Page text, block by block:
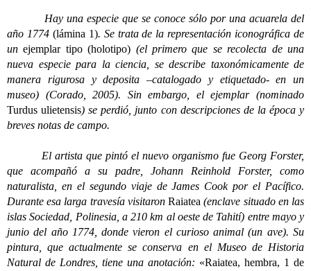
Hay una especie que se conoce sólo por una acuarela del
año 1774 (lámina 1). Se trata de la representación iconográfica de
unejemplar tipo (holotipo) (el primero que se recolecta de una
nueva especie para la ciencia, se describe taxonómicamente de
manera rigurosa y deposita –catalogado y etiquetado- en un
museo) (Corado, 2005). Sin embargo, el ejemplar (nominado
Turdus ulietensis) se perdió, junto con descripciones de la época y
breves notas de campo.
El artista que pintó el nuevo organismo fue Georg Forster,
que acompañó a su padre, Johann Reinhold Forster, como
naturalista, en el segundo viaje de James Cook por el Pacífico.
Durante esa larga travesía visitaronRaiatea (enclave situado en las
islas Sociedad, Polinesia, a 210 km al oeste de Tahití) entre mayo y
junio del año 1774, donde vieron el curioso animal (un ave). Su
pintura, que actualmente se conserva en el Museo de Historia
Natural de Londres, tiene una anotación: «Raiatea, hembra, 1 de